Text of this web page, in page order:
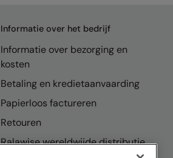
Informatie over het bedrijf
Informatie over bezorging en
kosten
Betaling en kredietaanvaarding
Papierloos factureren
Retouren
Ralawise wereldwijde distributie